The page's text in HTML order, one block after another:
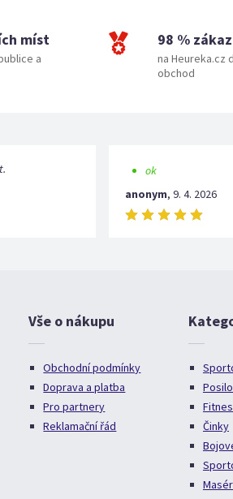
míst
a
98 %
na Heureka.cz
obchod
ok
anonym, 9. 4. 2026
Vše o nákupu
Obchodní podmínky
Doprava a platba
Pro partnery
Reklamační řád
Činky